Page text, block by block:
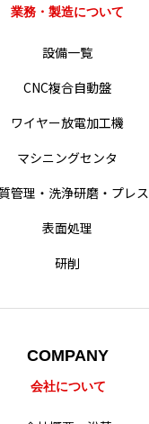
業務・製造について
設備一覧
CNC複合自動盤
ワイヤー放電加工機
マシニングセンタ
管理・洗浄研磨・プレス
表面処理
研削
COMPANY
会社について